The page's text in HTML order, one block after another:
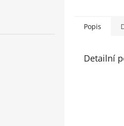
Popis
Detailní